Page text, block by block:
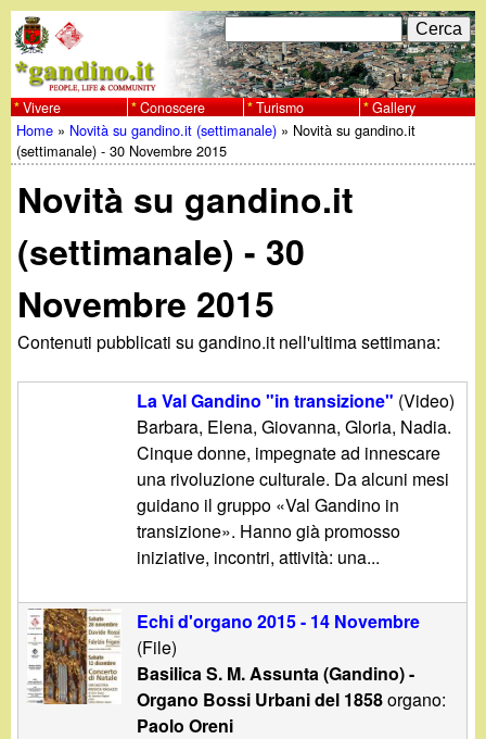
al
contenuto
principale
w
w
w
.
g
a
n
o
F
o
r
d
i
r
i
c
e
r
c
a
C
e
r
c
a
Vivere Conoscere Turismo Gallery
Tu
sei
qui
Home » Novità su gandino.it (settimanale) » Novità su gandino.it
(settimanale) - 30 Novembre 2015
Novità su gandino.it
(settimanale) - 30
Novembre 2015
Contenuti pubblicati su gandino.it nell'ultima settimana:
La Val Gandino "in transizione" (Video)
Barbara, Elena, Giovanna, Gloria, Nadia.
Cinque donne, impegnate ad innescare
una rivoluzione culturale. Da alcuni mesi
guidano il gruppo «Val Gandino in
transizione». Hanno già promosso
iniziative, incontri, attività: una...
Echi d'organo 2015 - 14 Novembre
(File)
Basilica S. M. Assunta (Gandino) -
Organo Bossi Urbani del 1858organo:
Paolo Oreni